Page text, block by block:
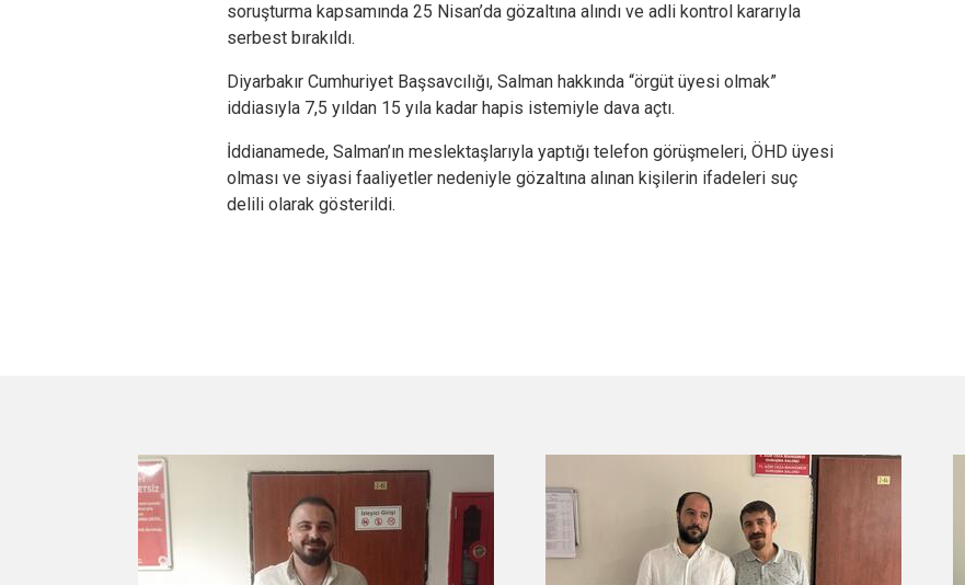
soruşturma kapsamında 25 Nisan’da gözaltına alındı ve adli kontrol kararıyla
serbest bırakıldı.
Diyarbakır Cumhuriyet Başsavcılığı, Salman hakkında “örgüt üyesi olmak”
iddiasıyla 7,5 yıldan 15 yıla kadar hapis istemiyle dava açtı.
İddianamede, Salman’ın meslektaşlarıyla yaptığı telefon görüşmeleri, ÖHD üyesi
olması ve siyasi faaliyetler nedeniyle gözaltına alınan kişilerin ifadeleri suç
delili olarak gösterildi.